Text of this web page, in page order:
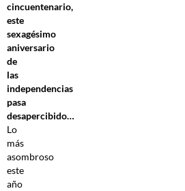
cincuentenario,
este
sexagésimo
aniversario
de
las
independencias
pasa
desapercibido…
Lo
más
asombroso
este
año